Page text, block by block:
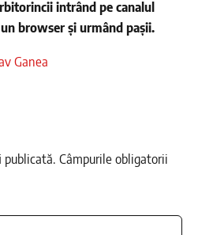
intrând pe canalul
browser și urmând pașii.
Ganea
publicată. Câmpurile obligatorii